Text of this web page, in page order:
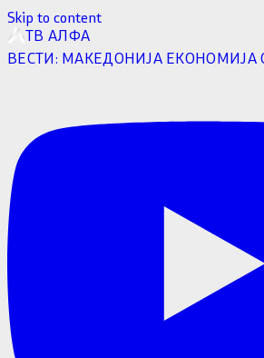
Skip to content
ТВ АЛФА
ВЕСТИ: МАКЕДОНИЈА ЕКОНОМИЈА